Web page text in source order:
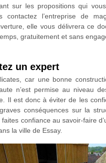
sur les propositions qui
contactez l’entreprise de
elle vous délivrera ce
gratuitement et sans
un expert
car une bonne
n’est permise au niveau
Il est donc à éviter de les
conséquences sur la
confiance au savoir-faire
la ville de Essay.